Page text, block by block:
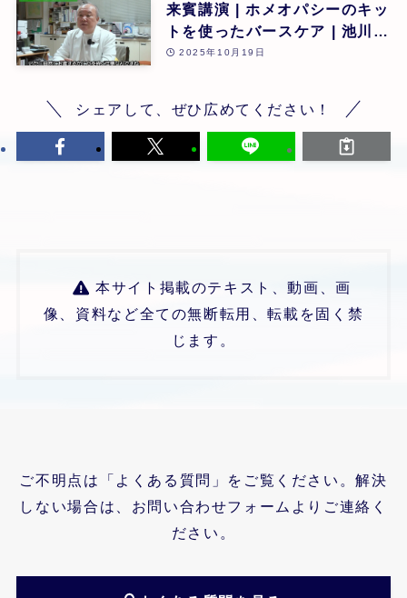
来賓講演 | ホメオパシーのキッ
トを使ったバースケア | 池川
明 | 第26回
2025年10月19日
シェアして、ぜひ広めてください！
本サイト掲載のテキスト、動画、画
像、資料など全ての無断転用、転載を固く禁
じます。
ご不明点は「よくある質問」をご覧ください。解決
しない場合は、お問い合わせフォームよりご連絡く
ださい。